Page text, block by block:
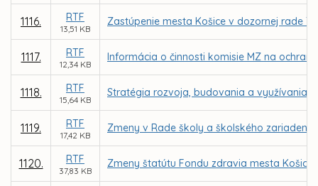
1116. RTF
13,51 KB
Zastúpenie mesta Košice v dozornej rade
1117. RTF
12,34 KB
Informácia o činnosti komisie MZ na
1118. RTF
15,64 KB
Stratégia rozvoja, budovania a využívania
1119. RTF
17,42 KB
Zmeny v Rade školy a školského
1120. RTF
37,83 KB
Zmeny štatútu Fondu zdravia mesta Košice,